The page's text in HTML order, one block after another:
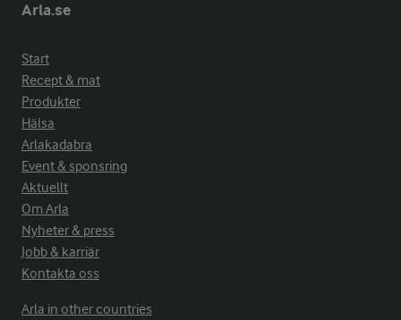
Arla.se
Start
Recept & mat
Produkter
Hälsa
Arlakadabra
Event & sponsring
Aktuellt
Om Arla
Nyheter & press
Jobb & karriär
Kontakta oss
Arla in other countries